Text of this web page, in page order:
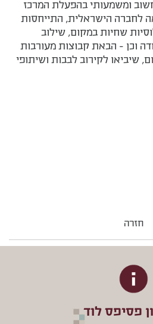
ומשמעותי בהפעלת המרכז
לחברה הישראלית, התייחסות
שחיות במקום, שילוב
וכן - הבאת קבוצות מעורבות
שיביאו לקירוב לבבות ושיתופי
חזרה
פסיפס לוד